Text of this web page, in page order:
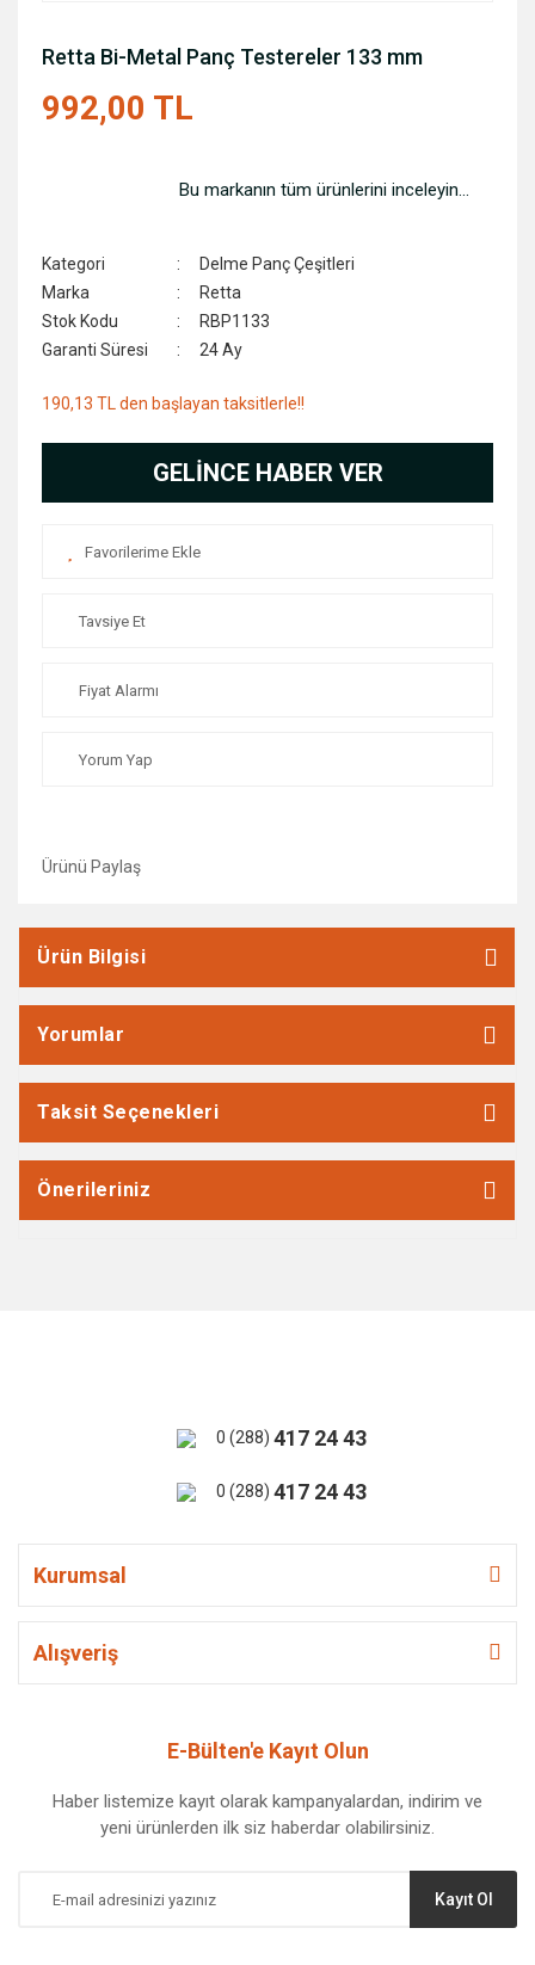
Retta Bi-Metal Panç Testereler 133 mm
992,00 TL
Bu markanın tüm ürünlerini inceleyin...
Kategori
Delme Panç Çeşitleri
Marka
Retta
Stok Kodu
RBP1133
Garanti Süresi
24 Ay
190,13 TL den başlayan taksitlerle!!
GELİNCE HABER VER
Tavsiye Et
Fiyat Alarmı
Yorum Yap
Ürünü Paylaş
Ürün Bilgisi
Yorumlar
Taksit Seçenekleri
Önerileriniz
0 (288) 417 24 43
0 (288) 417 24 43
Kurumsal
Alışveriş
E-Bülten'e Kayıt Olun
Haber listemize kayıt olarak kampanyalardan, indirim ve
yeni ürünlerden ilk siz haberdar olabilirsiniz.
Kayıt Ol